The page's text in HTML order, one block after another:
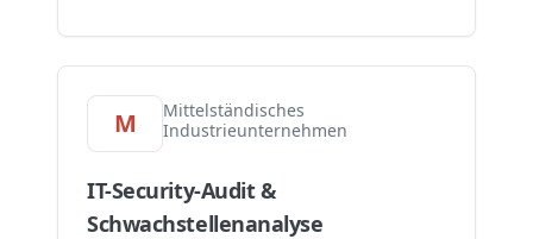
M
Mittelständisches
Industrieunternehmen
IT-Security-Audit &
Schwachstellenanalyse